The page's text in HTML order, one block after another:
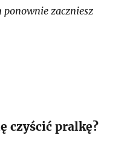
zaczniesz
czyścić pralkę?